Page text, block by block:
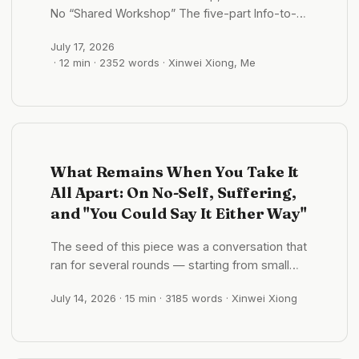
No “Shared Workshop” The five-part Info-to-
information gets collected and denoised,
records settle into half-finished goods,
creation reorganizes it for an audience. But
after writing that line in Layer 3: Knowledge —
at me. ...
July 17, 2026
· 12 min · 2352 words · Xinwei Xiong, Me
What Remains When You Take It
All Apart: On No-Self, Suffering,
and "You Could Say It Either Way"
The seed of this piece was a conversation that
ran for several rounds — starting from small
accident, into “what is life even made of?” It
actually worth having grows precisely where
July 14, 2026 · 15 min · 3185 words · Xinwei Xiong